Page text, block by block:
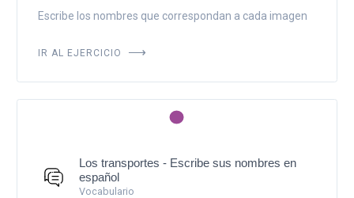
Escribe los nombres que correspondan a cada imagen
IR AL EJERCICIO
Los transportes - Escribe sus nombres en
español
Vocabulario